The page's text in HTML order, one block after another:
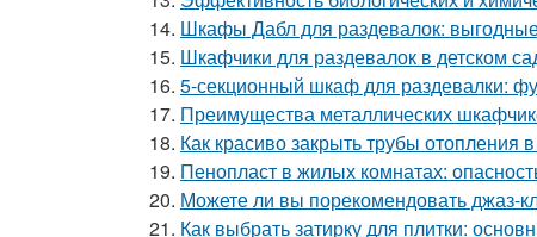
14. Шкафы Дабл для раздевалок:
15. Шкафчики для раздевалок в детском
16. 5-секционный шкаф для раздевалки:
17. Преимущества металлических
18. Как красиво закрыть трубы отопления
19. Пенопласт в жилых комнатах:
20. Можете ли вы порекомендовать джаз-
21. Как выбрать затирку для плитки: